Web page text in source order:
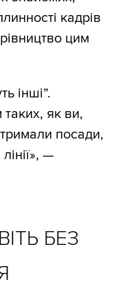
кадрів
цим
інші”.
як ви,
посади,
—
БЕЗ